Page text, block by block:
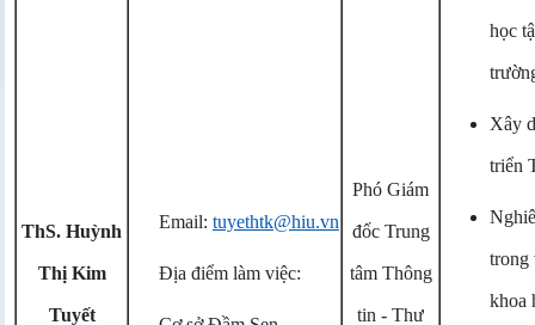
ThS. Huỳnh
Thị Kim
Tuyết
Email: tuyethtk@hiu.vn
Địa điểm làm việc:
Phó Giám
đốc Trung
tâm Thông
tin - Thư
học
Xây
triển
trong
khoa